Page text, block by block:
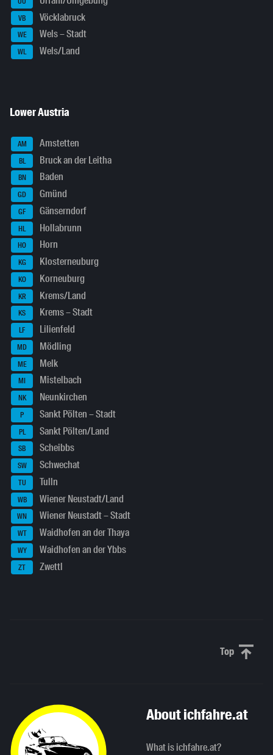
VB Vöcklabruck
WE Wels – Stadt
WL Wels/Land
Lower Austria
AM Amstetten
BL Bruck an der Leitha
BN Baden
GD Gmünd
GF Gänserndorf
HL Hollabrunn
HO Horn
KG Klosterneuburg
KO Korneuburg
KR Krems/Land
KS Krems – Stadt
LF Lilienfeld
MD Mödling
ME Melk
MI Mistelbach
NK Neunkirchen
P Sankt Pölten – Stadt
PL Sankt Pölten/Land
SB Scheibbs
SW Schwechat
TU Tulln
WB Wiener Neustadt/Land
WN Wiener Neustadt – Stadt
WT Waidhofen an der Thaya
WY Waidhofen an der Ybbs
ZT Zwettl
Top Scroll
About ichfahre.at
What is ichfahre.at?